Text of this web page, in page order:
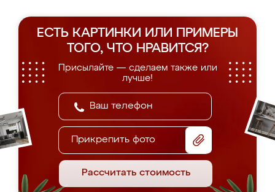
ЕСТЬ КАРТИНКИ ИЛИ ПРИМЕРЫ
ТОГО, ЧТО НРАВИТСЯ?
Присылайте — сделаем также или
лучше!
Прикрепить фото
Рассчитать стоимость